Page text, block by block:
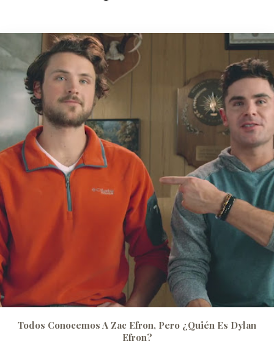
Todos Conocemos A Zac Efron, Pero ¿quién Es Dylan
Efron?